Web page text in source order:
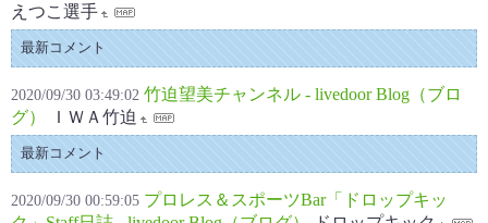
えつこ選手
最新コメント
2020/09/30 03:49:02 竹迫望美チャンネル - livedoor Blog（ブロ
グ）
ＩＷＡ竹迫
最新コメント
2020/09/30 00:59:05 プロレス＆スポーツBar「ドロップキッ